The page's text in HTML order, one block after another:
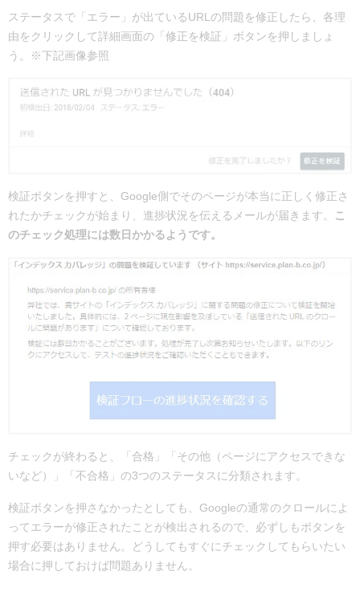
ステータスで「エラー」が出ているURLの問題を修正したら、各理
由をクリックして詳細画面の「修正を検証」ボタンを押しましょ
う。※下記画像参照
検証ボタンを押すと、Google側でそのページが本当に正しく修正さ
れたかチェックが始まり、進捗状況を伝えるメールが届きます。
こ
のチェック処理には数日かかるようです。
チェックが終わると、「合格」「その他（ページにアクセスできな
いなど）」「不合格」の3つのステータスに分類されます。
検証ボタンを押さなかったとしても、Googleの通常のクロールによ
ってエラーが修正されたことが検出されるので、必ずしもボタンを
押す必要はありません。どうしてもすぐにチェックしてもらいたい
場合に押しておけば問題ありません。